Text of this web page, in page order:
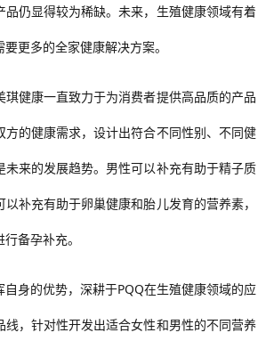
品仍显得较为稀缺。未来，生殖健康领域有着
更多的全家健康解决方案。
琪健康一直致力于为消费者提供高品质的产品
方的健康需求，设计出符合不同性别、不同健
未来的发展趋势。男性可以补充有助于精子质
补充有助于卵巢健康和胎儿发育的营养素，
备孕补充。
自身的优势，深耕于PQQ在生殖健康领域的应
线，针对性开发出适合女性和男性的不同营养